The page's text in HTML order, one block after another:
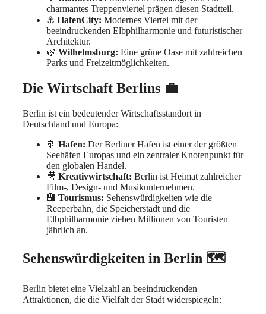
charmantes Treppenviertel prägen diesen Stadtteil.
⚓ HafenCity: Modernes Viertel mit der
beeindruckenden Elbphilharmonie und futuristischer
Architektur.
🌿 Wilhelmsburg: Eine grüne Oase mit zahlreichen
Parks und Freizeitmöglichkeiten.
Die Wirtschaft Berlins 💼
Berlin ist ein bedeutender Wirtschaftsstandort in
Deutschland und Europa:
🚢 Hafen: Der Berliner Hafen ist einer der größten
Seehäfen Europas und ein zentraler Knotenpunkt für
den globalen Handel.
🎥 Kreativwirtschaft: Berlin ist Heimat zahlreicher
Film-, Design- und Musikunternehmen.
🏨 Tourismus: Sehenswürdigkeiten wie die
Reeperbahn, die Speicherstadt und die
Elbphilharmonie ziehen Millionen von Touristen
jährlich an.
Sehenswürdigkeiten in Berlin 🗺️
Berlin bietet eine Vielzahl an beeindruckenden
Attraktionen, die die Vielfalt der Stadt widerspiegeln: